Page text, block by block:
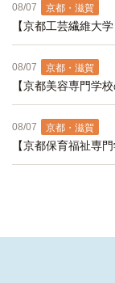
08/07 京都・滋賀
08/07 京都・滋賀
08/07 京都・滋賀